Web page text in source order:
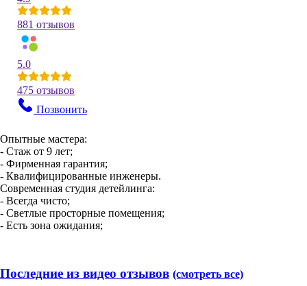
881 отзывов
5.0
475 отзывов
Позвонить
Опытные мастера:
- Стаж от 9 лет;
- Фирменная гарантия;
- Квалифицированные инженеры.
Современная студия детейлинга:
- Всегда чисто;
- Светлые просторные помещения;
- Есть зона ожидания;
Последние из видео отзывов (смотреть все)